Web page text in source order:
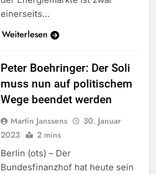
einerseits…
Weiterlesen
Peter Boehringer: Der Soli
muss nun auf politischem
Wege beendet werden
Martin Janssens
30. Januar
2023
2 mins
Berlin (ots) – Der
Bundesfinanzhof hat heute sein